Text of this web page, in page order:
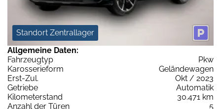
Standort Zentrallager
Allgemeine Daten:
Fahrzeugtyp
Pkw
Karosserieform
Geländewagen
Erst-Zul.
Okt / 2023
Getriebe
Automatik
Kilometerstand
30.471 km
Anzahl der Türen
5